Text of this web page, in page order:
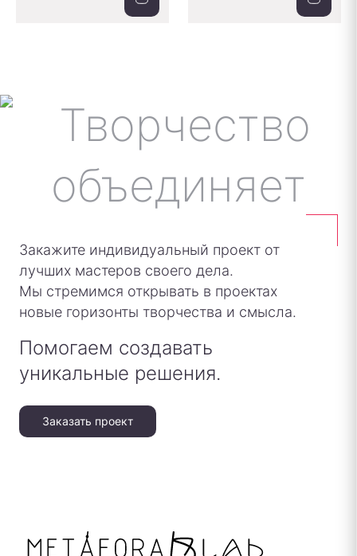
Закажите индивидуальный проект от
лучших мастеров своего дела.
Мы стремимся открывать в проектах
новые горизонты творчества и смысла.
Помогаем создавать
уникальные решения.
Заказать проект